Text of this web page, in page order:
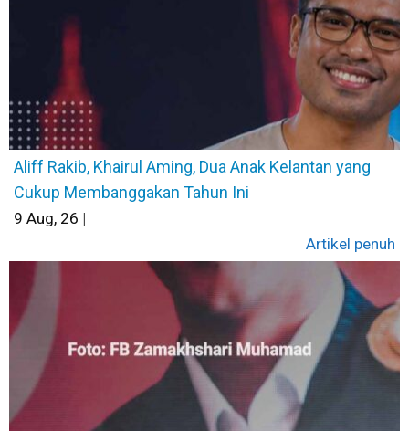
Aliff Rakib, Khairul Aming, Dua Anak Kelantan yang
Cukup Membanggakan Tahun Ini
9 Aug, 26 |
Artikel penuh